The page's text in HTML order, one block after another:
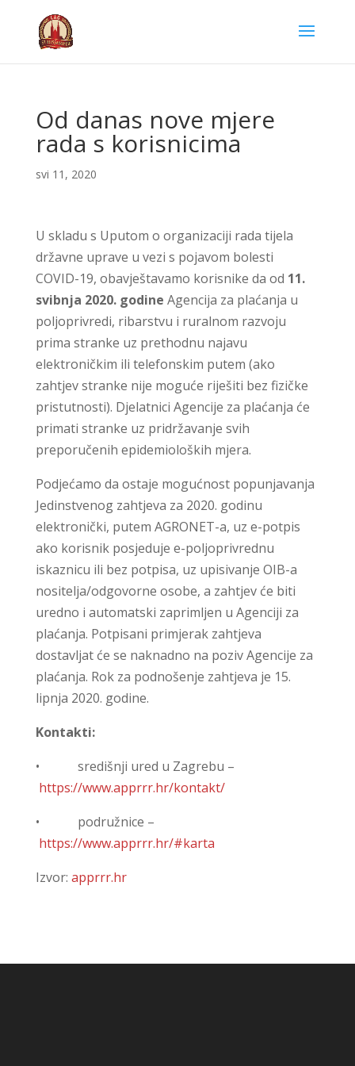
Od danas nove mjere
rada s korisnicima
svi 11, 2020
U skladu s Uputom o organizaciji rada tijela
državne uprave u vezi s pojavom bolesti
COVID-19, obavještavamo korisnike da od 11.
svibnja 2020. godine Agencija za plaćanja u
poljoprivredi, ribarstvu i ruralnom razvoju
prima stranke uz prethodnu najavu
elektroničkim ili telefonskim putem (ako
zahtjev stranke nije moguće riješiti bez fizičke
pristutnosti). Djelatnici Agencije za plaćanja će
primati stranke uz pridržavanje svih
preporučenih epidemioloških mjera.
Podjećamo da ostaje mogućnost popunjavanja
Jedinstvenog zahtjeva za 2020. godinu
elektronički, putem AGRONET-a, uz e-potpis
ako korisnik posjeduje e-poljoprivrednu
iskaznicu ili bez potpisa, uz upisivanje OIB-a
nositelja/odgovorne osobe, a zahtjev će biti
uredno i automatski zaprimljen u Agenciji za
plaćanja. Potpisani primjerak zahtjeva
dostavljat će se naknadno na poziv Agencije za
plaćanja. Rok za podnošenje zahtjeva je 15.
lipnja 2020. godine.
Kontakti:
• središnji ured u Zagrebu –
https://www.apprrr.hr/kontakt/
• podružnice –
https://www.apprrr.hr/#karta
Izvor: apprrr.hr